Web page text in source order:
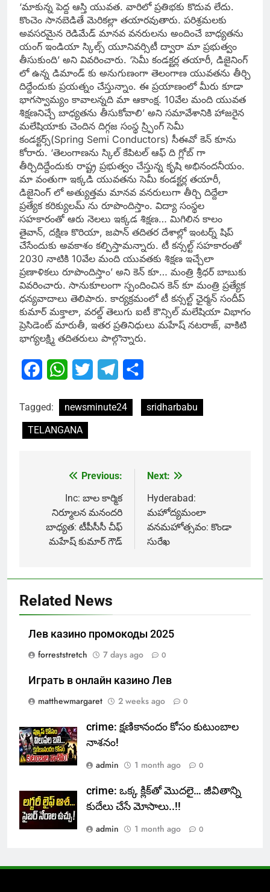
‘మాకున్న పెద్ద ఆస్తి యువత. వారిలో ప్రతిభకు కొదువ లేదు.
కొంచెం సానబెడితే మెరికల్లా తయారవుతారు. పరిశ్రమలకు
అవసరమైన రెడిమేడ్ మానవ వనరులను అందించే బాధ్యతను
యంగ్ ఇండియా స్కిల్స్ యూనివర్సిటీ ద్వారా మా ప్రభుత్వం
తీసుకుంది’ అని వివరించారు. ‘సెమీ కండక్టర్ల తయారీ, డిజైనింగ్
లో ఉన్న డిమాండ్ కు అనుగుణంగా తెలంగాణ యువతను తీర్చి
దిద్దేందుకు ప్రయత్నం చేస్తున్నాం. ఈ ప్రయాణంలో మీరు కూడా
భాగస్వామ్యం కావాలన్నది మా ఆకాంక్ష. 10వేల మంది యువత
శిక్షణనిచ్చే బాధ్యతను తీసుకోవాలి’ అని సమావేశానికి హాజరైన
మలేషియాకు చెందిన దిగ్గజ సంస్థ స్ర్పింగ్ సెమీ
కండక్టర్స్(Spring Semi Conductors) సీఈవో కెన్ కూను
కోరారు. ‘తెలంగాణను స్కిల్ కేపిటల్ ఆఫ్ ది గ్లోబ్ గా
తీర్చిదిద్దేందుకు రాష్ట్ర ప్రభుత్వం చేస్తున్న కృషి అభినందనీయం.
మా వంతుగా ఇక్కడి యువతను సెమీ కండక్టర్ల తయారీ,
డిజైనింగ్ లో అత్యుత్తమ మానవ వనరులుగా తీర్చి దిద్దేలా
ప్రత్యేక కరిక్యులమ్ ను రూపొందిస్తాం. విద్యా సంస్థల
సహకారంతో ఆరు నెలలు ఇక్కడ శిక్షణ… మిగిలిన కాలం
తైవాన్, దక్షిణ కొరియా, జపాన్ తదితర దేశాల్లో ఇంటర్న్ షిప్
చేసేందుకు అవకాశం కల్పిస్తామన్నారు. టీ కన్సల్ట్ సహకారంతో
2030 నాటికి 10వేల మంది యువతకు శిక్షణ ఇచ్చేలా
ప్రణాళికలు రూపొందిస్తాం’ అని కెన్ కూ… మంత్రి శ్రీధర్ బాబుకు
వివరించారు. సానుకూలంగా స్పందించిన కెన్ కూ మంత్రి ప్రత్యేక
ధన్యవాదాలు తెలిపారు. కార్యక్రమంలో టీ కన్సల్ట్ ఛైర్మన్ సందీప్
కుమార్ మక్తాలా, వరల్డ్ తెలుగు ఐటీ కౌన్సిల్ మలేషియా విభాగం
ప్రెసిడెంట్ మారుతీ, ఇతర ప్రతినిధులు మహేష్ నటరాజ్, వాకిటి
భాగ్యలక్ష్మి తదితరులు పాల్గొన్నారు.
FacebookWhatsApp
Twitter Telegram
Tagged: newsminute24
sridharbabu
TELANGANA
navigation
Previous:
Inc: బాల కార్మిక
నిర్మూలన మనందరి
బాధ్యత: టీపీసీసీ చీఫ్
మహేష్ కుమార్ గౌడ్
Next:
Hyderabad:
మ‌హోద్య‌మంలా
వ‌న‌మ‌హోత్స‌వం: కొండా
సురేఖ
Related News
Лев казино промокоды 2025
forreststretch
7 days ago 0
Играть в онлайн казино Лев
matthewmargaret
2 weeks ago 0
crime: క్షణికానందం కోసం కుటుంబాల
నాశనం!
admin
1 month ago 0
crime: ఒక్క క్లిక్‌తో మొదలై… జీవితాన్ని
కుదేలు చేసే మోసాలు..!!
admin
1 month ago 0